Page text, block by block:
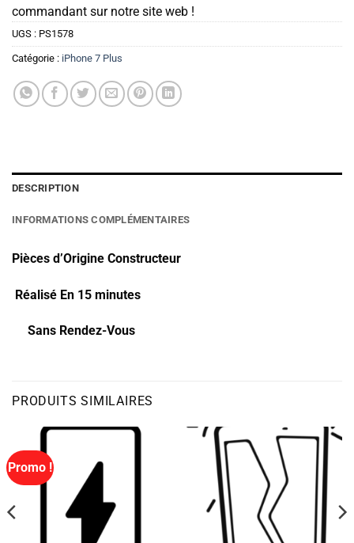
commandant sur notre site web !
UGS : PS1578
Catégorie : iPhone 7 Plus
DESCRIPTION
INFORMATIONS COMPLÉMENTAIRES
Pièces d’Origine Constructeur
Réalisé En 15 minutes
Sans Rendez-Vous
PRODUITS SIMILAIRES
Promo !